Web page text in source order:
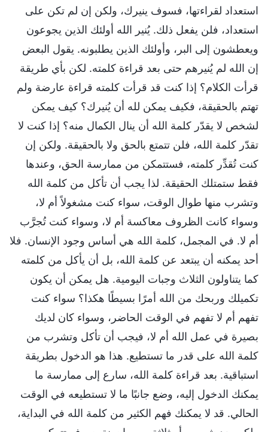
استعداد لقراءتها، فسوف ينيرك، ولكن إن لم تكن على
استعداد، فلن يفعل ذلك. يُنير الله أولئك الذين يجوعون
ويعطشون إلى البر، وأولئك الذين يطلبونه. يقول البعض
إن الله لم يُنيرهم حتى بعد قراءة كلمته. لكن بأي طريقة
قرأت الكلام؟ إذا كنت قد قرأت كلمته قراءة عارضة ولم
تهتم بالحقيقة، فكيف يمكن لله أن يُنيرك؟ كيف يمكن
لشخص لا يقدّر كلمة الله أن ينال الكمال منه؟ إذا كنت لا
تقدّر كلمة الله، فلن تتمتع بالحق ولا بالحقيقة. ولكن إن
كنت تُقدِّر كلمته، فستتمكن من ممارسة الحق، وعندها
فقط ستمتلك الحقيقة. لذا يجب أن تأكل من كلمة الله
وتشرب منها طوال الوقت، سواء كنت مشغولاً أم لا،
وسواء كانت الظروف معاكسة أم لا، وسواء كنت تُجرَّب
أم لا. في المجمل، كلمة الله هي أساس وجود الإنسان. فلا
أحد يمكنه أن يبتعد عن كلمة الله، بل أن يأكل من كلمته
كما يتناولون الثلاث وجبات اليومية. هل يمكن أن يكون
تكميلك وربحك من الله أمرًا بسيطًا هكذا؟ سواء كنت
تفهم أم لا تفهم في الوقت الحاضر، وسواء كان لديك
بصيرة في عمل الله أم لا، فيجب أن تأكل وتشرب من
كلمة الله على قدر ما تستطيع. هذا هو الدخول بطريقة
استباقية. بعد قراءة كلمة الله، سارع إلى ممارسة ما
يمكنك الدخول إليه، وضع جانبًا ما لا تستطيعه في الوقت
الحالي. قد لا يمكنك فهم الكثير من كلمة الله في البداية،